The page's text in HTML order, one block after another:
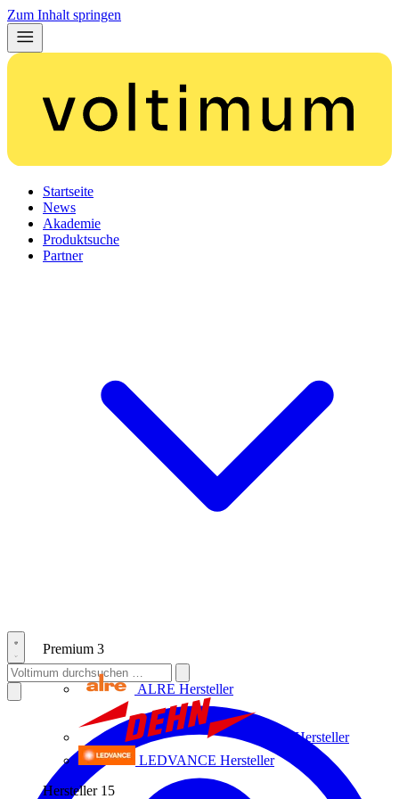
Zum Inhalt springen
Startseite
News
Akademie
Produktsuche
Partner
Premium 3
ALRE Hersteller
Hersteller
LEDVANCE Hersteller
Hersteller 15